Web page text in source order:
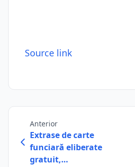
Source link
Anterior
Extrase de carte
funciară eliberate
gratuit,…